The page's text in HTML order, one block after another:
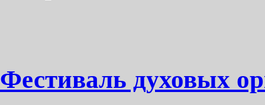
Фестиваль духовых